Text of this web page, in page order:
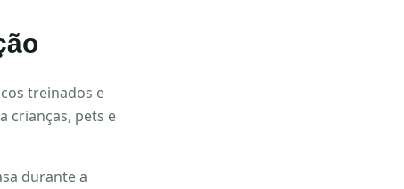
treinados e
crianças, pets e
durante a